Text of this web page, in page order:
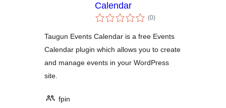
Calendar
(0总
评)
Taugun Events Calendar is a free Events
Calendar plugin which allows you to create
and manage events in your WordPress
site.
fpin